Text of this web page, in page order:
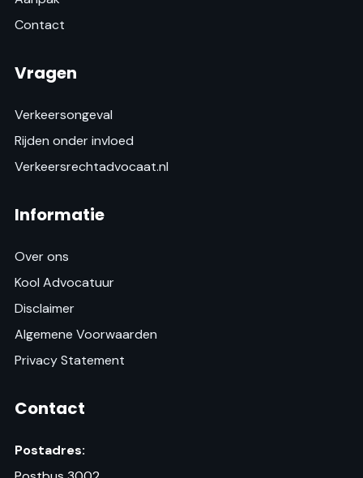
Contact
Vragen
Verkeersongeval
Rijden onder invloed
Verkeersrechtadvocaat.nl
Informatie
Over ons
Kool Advocatuur
Disclaimer
Algemene Voorwaarden
Privacy Statement
Contact
Postadres: